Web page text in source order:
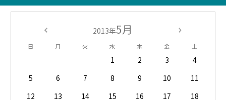
2013年5月
日 月 火 水 木 金 土
1 2 3
4
5
6 7 8 9 10
11
12
13 14 15 16 17
18